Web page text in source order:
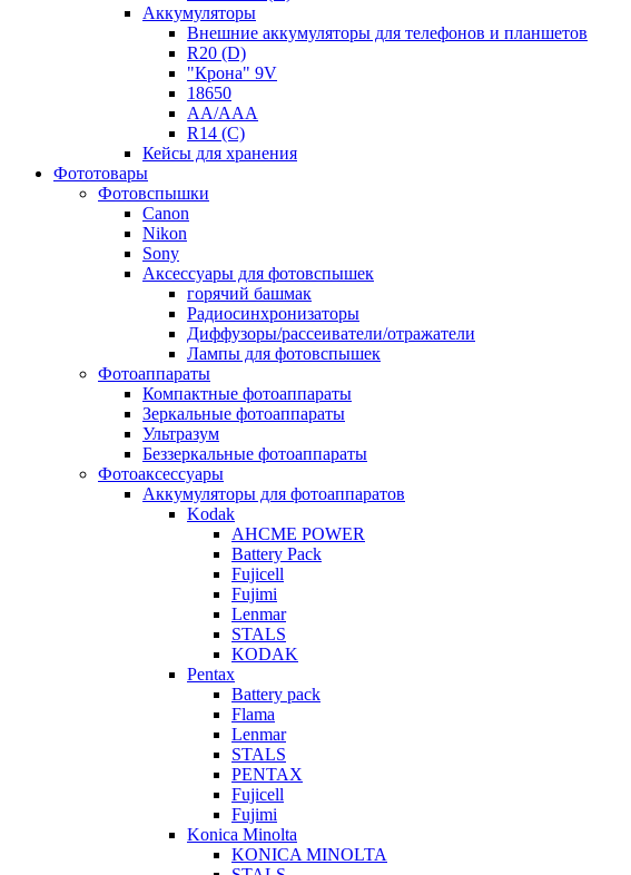
Аккумуляторы
Внешние аккумуляторы для телефонов и планшетов
R20 (D)
"Крона" 9V
18650
AA/AAA
R14 (C)
Кейсы для хранения
Фототовары
Фотовспышки
Canon
Nikon
Sony
Аксессуары для фотовспышек
горячий башмак
Радиосинхронизаторы
Диффузоры/рассеиватели/отражатели
Лампы для фотовспышек
Фотоаппараты
Компактные фотоаппараты
Зеркальные фотоаппараты
Ультразум
Беззеркальные фотоаппараты
Фотоаксессуары
Аккумуляторы для фотоаппаратов
Kodak
AHCME POWER
Battery Pack
Fujicell
Fujimi
Lenmar
STALS
KODAK
Pentax
Battery pack
Flama
Lenmar
STALS
PENTAX
Fujicell
Fujimi
Konica Minolta
KONICA MINOLTA